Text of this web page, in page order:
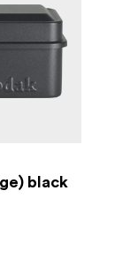
black